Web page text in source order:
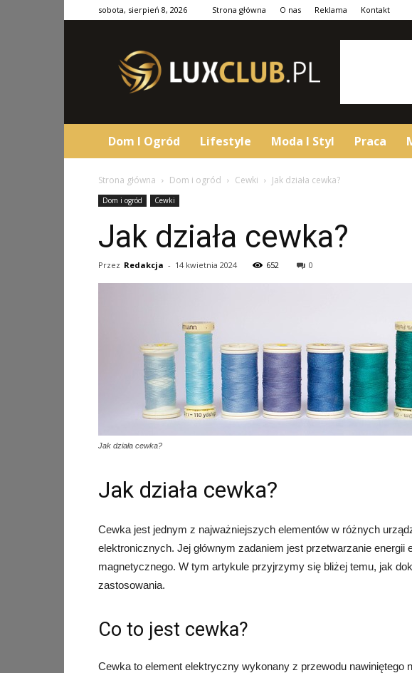
sobota, sierpień 8, 2026 Strona główna O nas Reklama Kontakt
Dom I Ogród Lifestyle Moda I Styl Praca
Strona główna Dom i ogród Cewki Jak działa cewka?
Dom i ogród Cewki
Jak działa cewka?
Przez Redakcja - 14 kwietnia 2024 652 0
Jak działa cewka?
Jak działa cewka?
Cewka jest jednym z najważniejszych elementów w różnych
elektronicznych. Jej głównym zadaniem jest przetwarzanie energii
magnetycznego. W tym artykule przyjrzymy się bliżej temu, jak
zastosowania.
Co to jest cewka?
Cewka to element elektryczny wykonany z przewodu nawiniętego